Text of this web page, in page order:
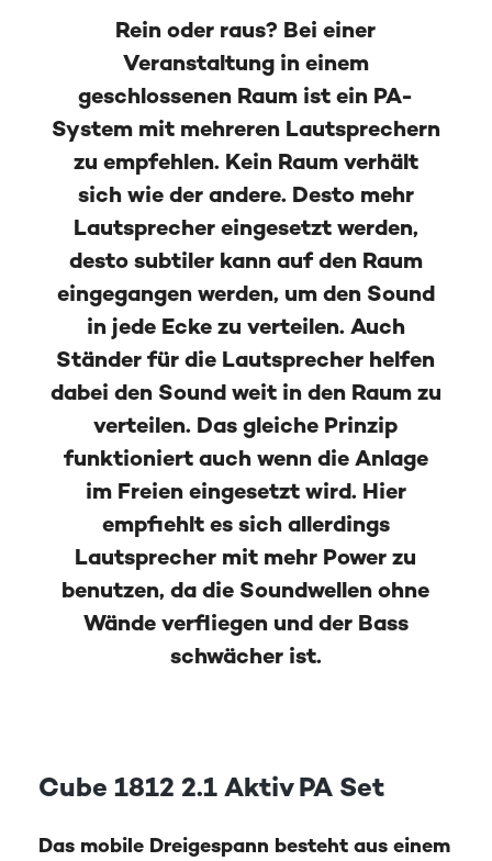
Rein oder raus? Bei einer
Veranstaltung in einem
geschlossenen Raum ist ein PA-
System mit mehreren Lautsprechern
zu empfehlen. Kein Raum verhält
sich wie der andere. Desto mehr
Lautsprecher eingesetzt werden,
desto subtiler kann auf den Raum
eingegangen werden, um den Sound
in jede Ecke zu verteilen. Auch
Ständer für die Lautsprecher helfen
dabei den Sound weit in den Raum zu
verteilen. Das gleiche Prinzip
funktioniert auch wenn die Anlage
im Freien eingesetzt wird. Hier
empfiehlt es sich allerdings
Lautsprecher mit mehr Power zu
benutzen, da die Soundwellen ohne
Wände verfliegen und der Bass
schwächer ist.
Cube 1812 2.1 Aktiv PA Set
Das mobile Dreigespann besteht aus einem